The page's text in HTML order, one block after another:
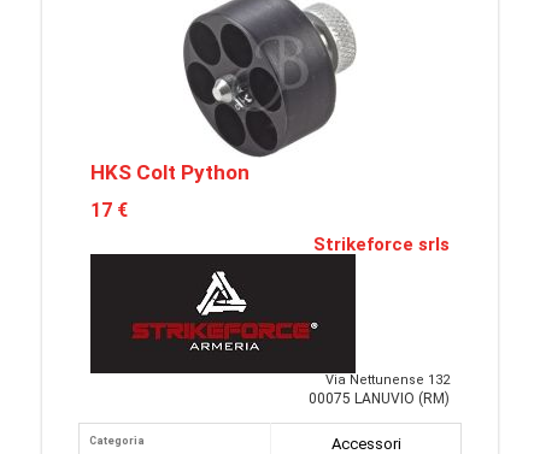
HKS Colt Python
17 €
Strikeforce srls
Via Nettunense 132
00075 LANUVIO (RM)
Categoria
Accessori